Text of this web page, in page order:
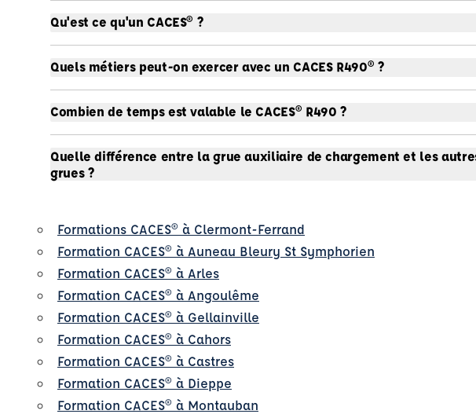
Qu'est ce qu'un CACES® ?
Quels métiers peut-on exercer avec un CACES R490® ?
Combien de temps est valable le CACES® R490 ?
Quelle différence entre la grue auxiliaire de chargement et les
grues ?
Formations CACES® à Clermont-Ferrand
Formation CACES® à Auneau Bleury St Symphorien
Formation CACES® à Arles
Formation CACES® à Angoulême
Formation CACES® à Gellainville
Formation CACES® à Cahors
Formation CACES® à Castres
Formation CACES® à Dieppe
Formation CACES® à Montauban